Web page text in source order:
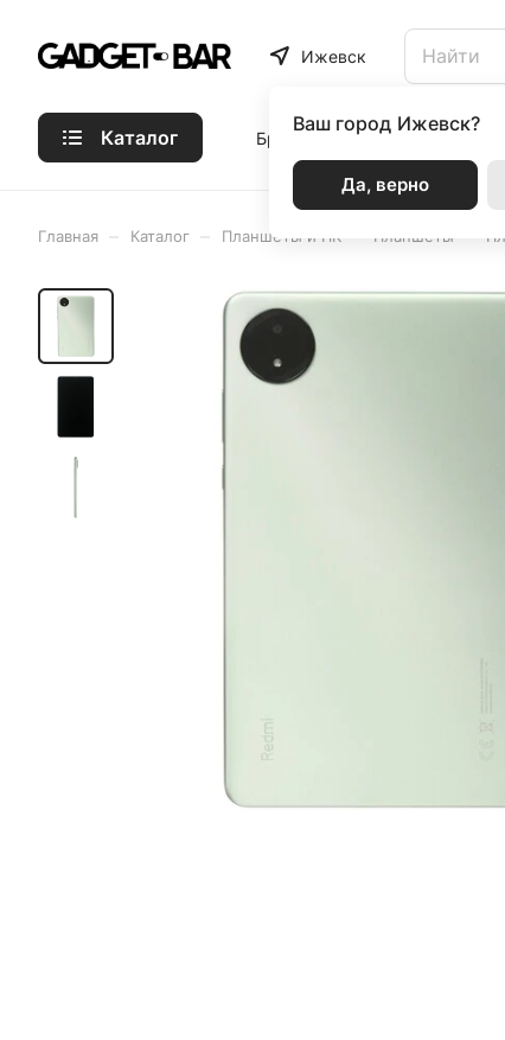
Ижевск
Ваш город Ижевск?
Да, верно
Каталог Бренды Статьи Акции
Главная Каталог Планшеты и ПК Планшеты